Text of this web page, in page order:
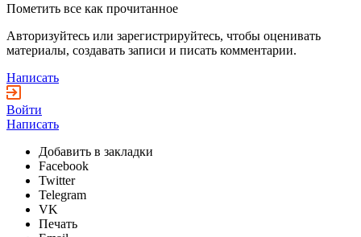
Пометить все как прочитанное
Авторизуйтесь или зарегистрируйтесь, чтобы оценивать
материалы, создавать записи и писать комментарии.
Написать
Войти
Написать
Добавить в закладки
Facebook
Twitter
Telegram
VK
Печать